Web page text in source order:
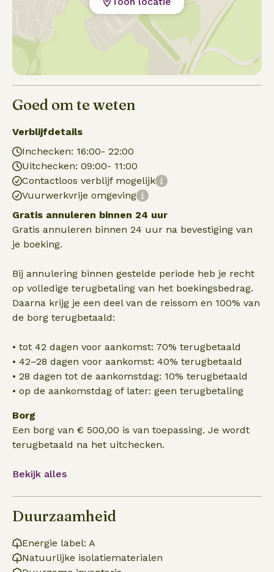
Goed om te weten
Verblijfdetails
Inchecken: 16:00- 22:00
Uitchecken: 09:00- 11:00
Contactloos verblijf mogelijk
Vuurwerkvrije omgeving
Gratis annuleren binnen 24 uur
Gratis annuleren binnen 24 uur na bevestiging van
je boeking.
Bij annulering binnen gestelde periode heb je recht
op volledige terugbetaling van het boekingsbedrag.
Daarna krijg je een deel van de reissom en 100% van
de borg terugbetaald:
• tot 42 dagen voor aankomst: 70% terugbetaald
• 42–28 dagen voor aankomst: 40% terugbetaald
• 28 dagen tot de aankomstdag: 10% terugbetaald
• op de aankomstdag of later: geen terugbetaling
Borg
Een borg van € 500,00 is van toepassing. Je wordt
terugbetaald na het uitchecken.
Bekijk alles
Duurzaamheid
Energie label: A
Natuurlijke isolatiematerialen